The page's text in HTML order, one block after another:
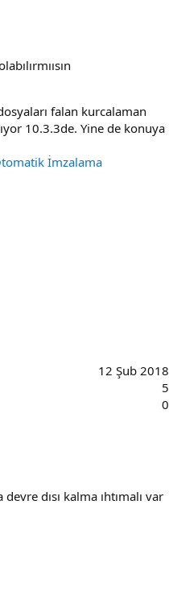
falan kurcalaman
10.3.3de. Yine de konuya
İmzalama
12 Şub 2018
5
0
dısı kalma ıhtımalı var